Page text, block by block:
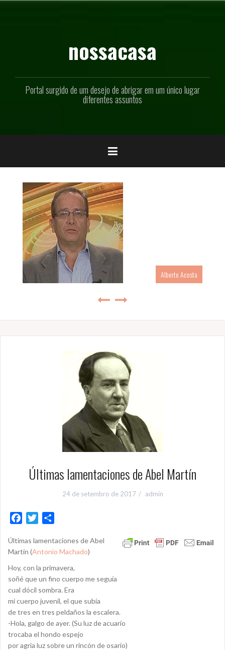
nossacasa
Portal surgido de um desejo de abrigar em um único lugar
diferentes assuntos
Alberto Acosta
Últimas lamentaciones de Abel Martín
24 de setembro de 2017 admin
c
e
b
o
o
k
i
t
t
e
r
a
r
e
Últimas lamentaciones de Abel
Martín (Antonio Machado)
Hoy, con la primavera,
soñé que un fino cuerpo me seguía
cual dócil sombra. Era
mi cuerpo juvenil, el que subía
de tres en tres peldaños la escalera.
-Hola, galgo de ayer. (Su luz de acuario
trocaba el hondo espejo
por agria luz sobre un rincón de osario)